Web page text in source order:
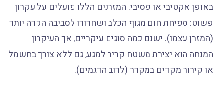
באופן אקטיבי או פסיבי. המזרנים הללו פועלים על עקרון
פשוט: ספיחת חום מגוף הכלב ושחרורו לסביבה הקרה יותר
(המזרן עצמו). ישנם כמה סוגים עיקריים, אך העיקרון
המנחה הוא יצירת משטח קריר למגע, גם ללא צורך בחשמל
או קירור מקדים במקרר (לרוב הדגמים).